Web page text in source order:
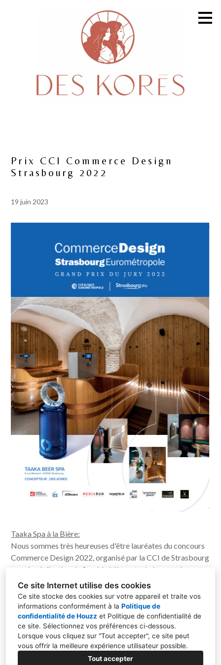
Ce site Internet utilise des cookies
Ce site stocke des cookies sur votre appareil et traite vos
informations conformément à la Politique de
confidentialité de Houzz et Politique de confidentialité de
ce site. Sélectionnez vos préférences ci-dessous.
Lorsque vous cliquez sur "Tout accepter", ce site peut
vous offrir la meilleure expérience utilisateur possible.
Tout accepter
DES KORES
À PROPOS
RÉALISATIONS
PRESSE
CONTACT
Prix CCI Commerce Design
Strasbourg 2022
19 juin 2023
Taaka Spa à la Bière:
Nous sommes très heureuses d'être lauréates du concours
Commerce Design 2022, organisé par la CCI de Strasbourg
pour la réalisation du Spa à la bière
@taakabeerspa,
le
premier Spa à la bière de France.
Des Korēs Strasbourg&Colmar
06 23 79 08 85